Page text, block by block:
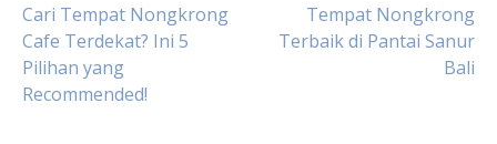
Post
navigation
Cari Tempat Nongkrong
Cafe Terdekat? Ini 5
Pilihan yang
Recommended!
Tempat Nongkrong
Terbaik di Pantai Sanur
Bali